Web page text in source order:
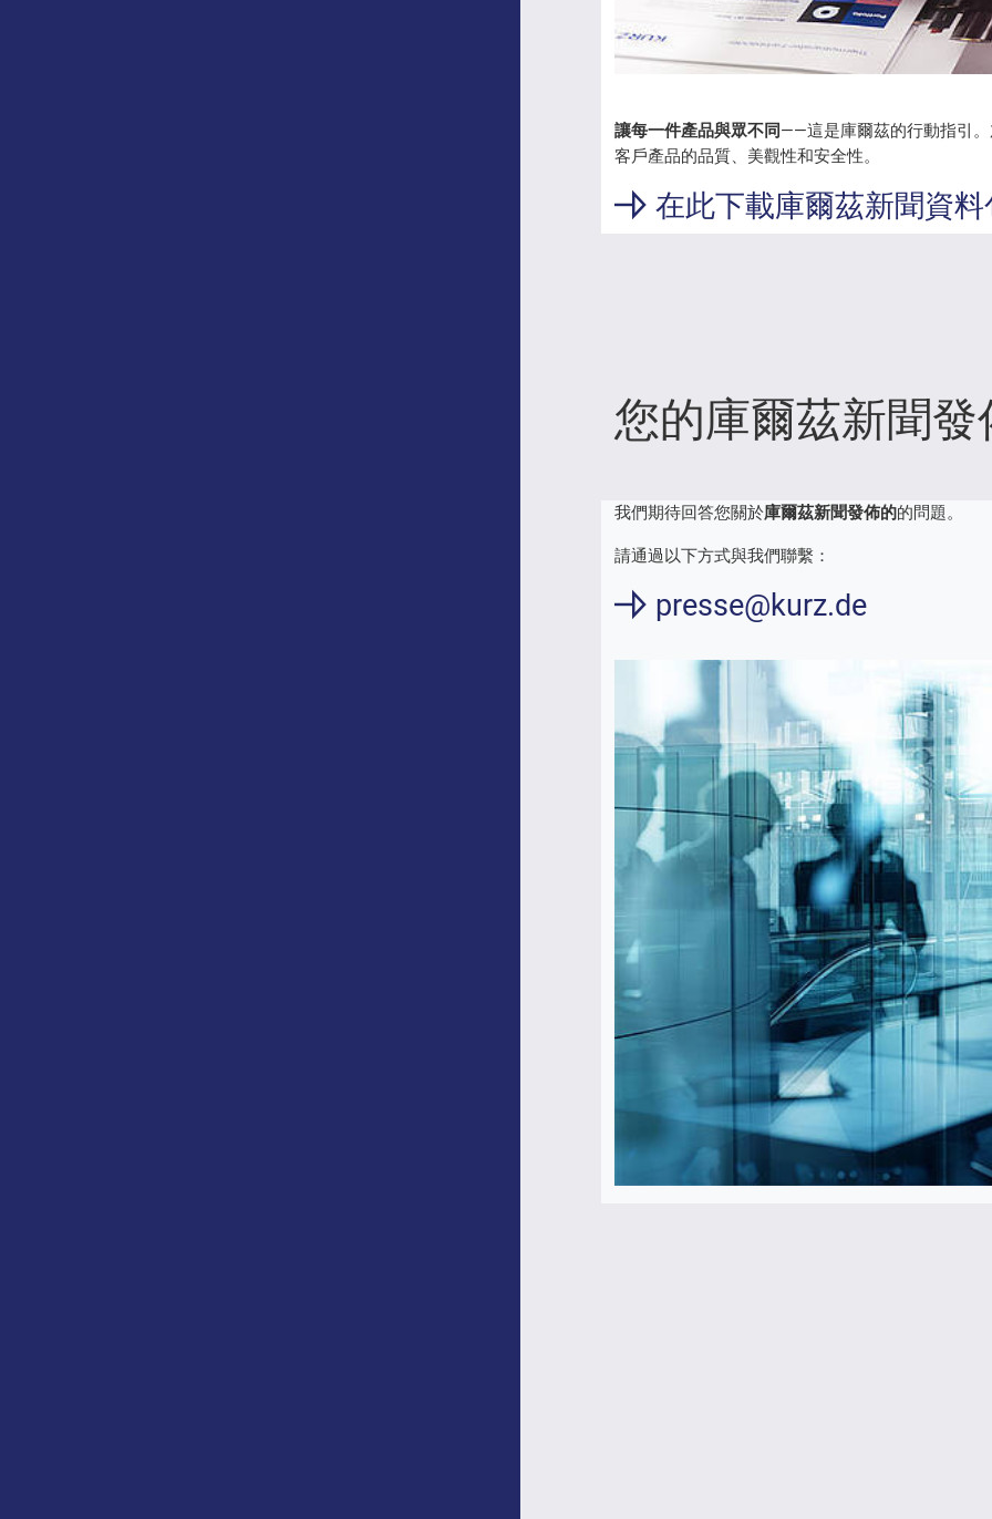
讓每一件產品與眾不同 ——這是庫爾茲的行動指引
客戶產品的品質、美觀性和安全性。
在此下載庫爾茲新聞資料
您的庫爾茲新聞
我們期待回答您關於庫爾茲新聞發佈的的問題。
請通過以下方式與我們聯繫：
presse@kurz.de